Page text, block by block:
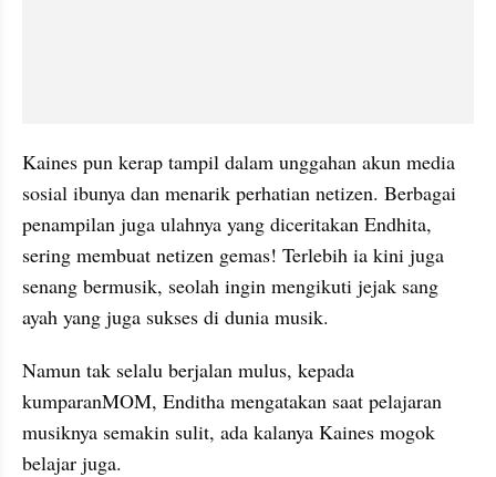
Kaines pun kerap tampil dalam unggahan akun media
sosial ibunya dan menarik perhatian netizen. Berbagai
penampilan juga ulahnya yang diceritakan Endhita,
sering membuat netizen gemas! Terlebih ia kini juga
senang bermusik, seolah ingin mengikuti jejak sang
ayah yang juga sukses di dunia musik.
Namun tak selalu berjalan mulus, kepada
kumparanMOM, Enditha mengatakan saat pelajaran
musiknya semakin sulit, ada kalanya Kaines mogok
belajar juga.